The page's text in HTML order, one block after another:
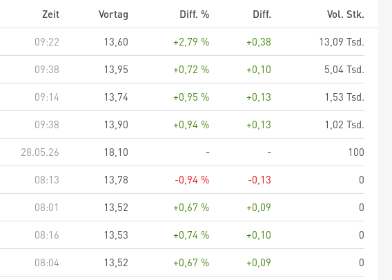
Zeit Vortag Diff. % Diff.
Vol. Stk.
09:22 13,60 +2,79 % +0,38
13,09 Tsd.
09:38 13,95 +0,72 % +0,10
5,04 Tsd.
09:14 13,74 +0,95 % +0,13
1,53 Tsd.
09:38 13,90 +0,94 % +0,13
1,02 Tsd.
28.05.26 18,10 - -
100
08:13 13,78 -0,94 % -0,13
0
08:01 13,52 +0,67 % +0,09
0
08:16 13,53 +0,74 % +0,10
0
08:04 13,52 +0,67 % +0,09
0